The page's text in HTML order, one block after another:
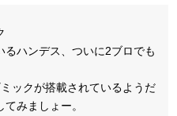
ハンデス、ついに2ブロでも
ックが搭載されているようだ
みましょー。